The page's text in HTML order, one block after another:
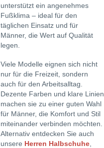
unterstützt ein angenehmes
Fußklima – ideal für den
täglichen Einsatz und für
Männer, die Wert auf Qualität
legen.
Viele Modelle eignen sich nicht
nur für die Freizeit, sondern
auch für den Arbeitsalltag.
Dezente Farben und klare Linien
machen sie zu einer guten Wahl
für Männer, die Komfort und Stil
miteinander verbinden möchten.
Alternativ entdecken Sie auch
unsere Herren Halbschuhe